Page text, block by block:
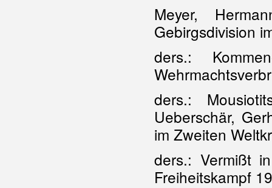
Meyer,
Gebirgsdivision
ders.:
ders.:
Ueberschär,
im Zweiten
ders.: Vermißt
Freiheitskampf